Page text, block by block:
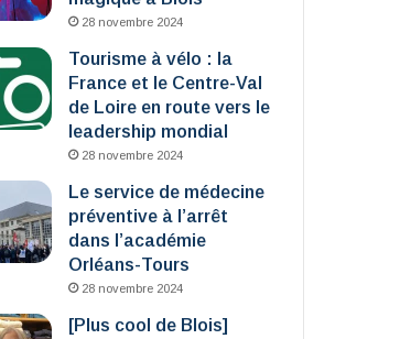
28 novembre 2024
Tourisme à vélo : la
France et le Centre-Val
de Loire en route vers le
leadership mondial
28 novembre 2024
Le service de médecine
préventive à l’arrêt
dans l’académie
Orléans-Tours
28 novembre 2024
[Plus cool de Blois]